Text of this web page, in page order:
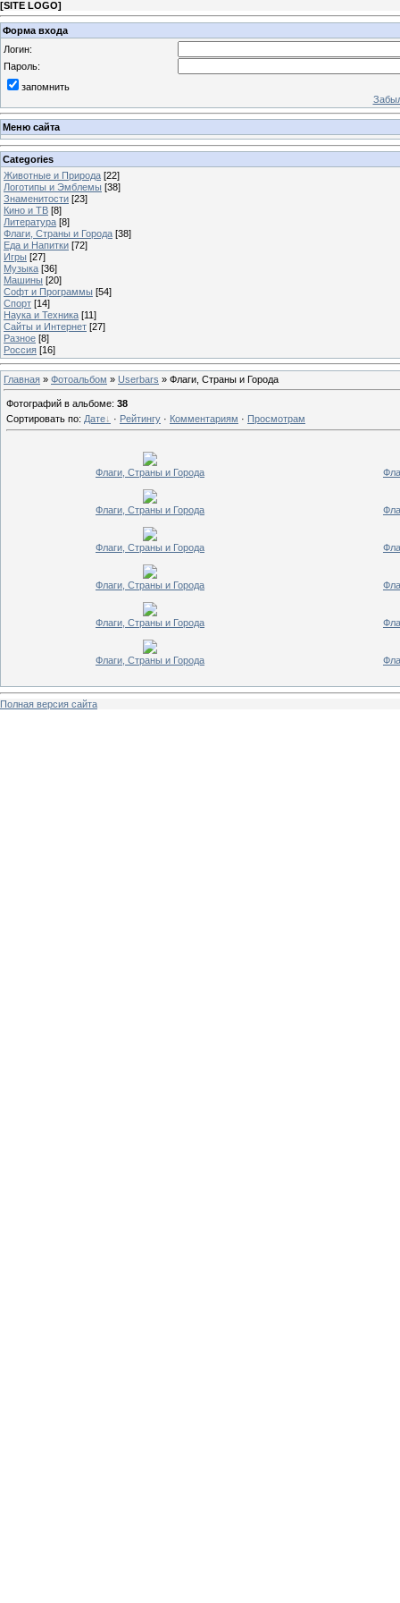
[SITE LOGO]
Форма входа
Логин:
Пароль:
запомнить
Меню сайта
Categories
Животные и Природа [22]
Логотипы и Эмблемы [38]
Знаменитости [23]
Кино и ТВ [8]
Литература [8]
Флаги, Страны и Города [38]
Еда и Напитки [72]
Игры [27]
Музыка [36]
Машины [20]
Софт и Программы [54]
Спорт [14]
Наука и Техника [11]
Сайты и Интернет [27]
Разное [8]
Россия [16]
Главная » Фотоальбом » Userbars » Флаги, Страны и Города
Фотографий в альбоме: 38
Сортировать по: Дате · Рейтингу · Комментариям · Просмотрам
Флаги, Страны и Города
Флаги, Страны и Города
Флаги, Страны и Города
Флаги, Страны и Города
Флаги, Страны и Города
Флаги, Страны и Города
Полная версия сайта